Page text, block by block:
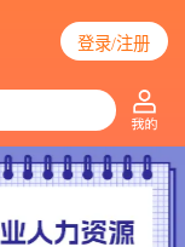
登录/注册